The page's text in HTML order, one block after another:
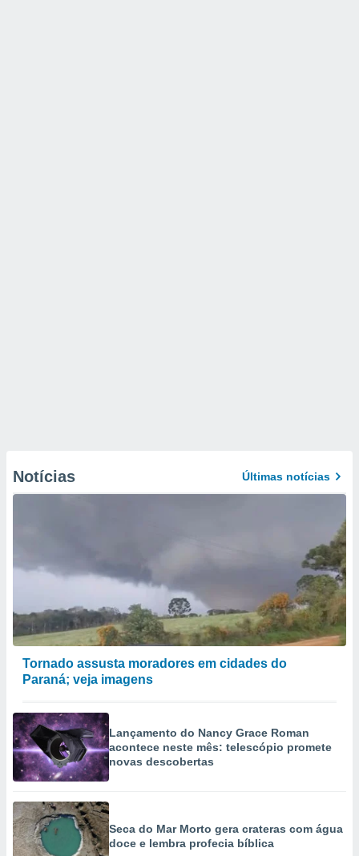
Notícias Últimas notícias
Tornado assusta moradores em cidades do
Paraná; veja imagens
Lançamento do Nancy Grace Roman
acontece neste mês: telescópio promete
novas descobertas
Seca do Mar Morto gera crateras com água
doce e lembra profecia bíblica